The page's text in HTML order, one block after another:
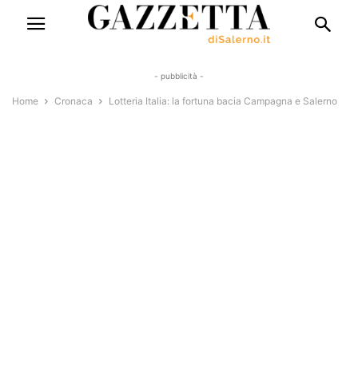
- pubblicità -
Home Cronaca Lotteria Italia: la fortuna bacia Campagna e Salerno